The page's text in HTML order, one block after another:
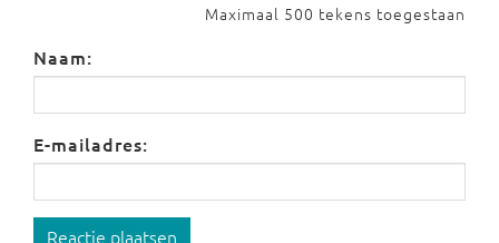
Maximaal 500 tekens toegestaan
Naam:
E-mailadres:
Reactie plaatsen